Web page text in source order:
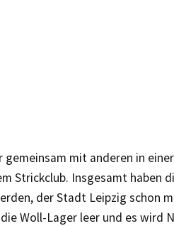
gemeinsam mit anderen in einer
Strickclub. Insgesamt haben
der Stadt Leipzig schon
Woll-Lager leer und es wird